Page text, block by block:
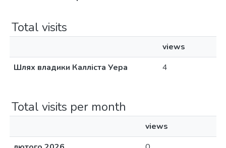
Total visits
views
Шлях владики Калліста Уера
4
Total visits per month
views